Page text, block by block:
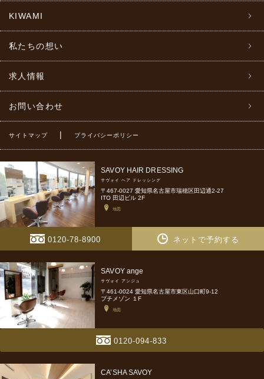
KIWAMI
私たちの想い
求人情報
お問い合わせ
サイトマップ | プライバシーポリシー
SAVOY HAIR DRESSING
サヴォイ ヘア ドレッシング
〒467-0027 愛知県名古屋市瑞穂区田辺通2-27
ITO 田辺ビル 2F
地図
0120-78-8900 ネットで予約する
SAVOY ange
サヴォイ アンジュ
〒461-0024 愛知県名古屋市東区山口町9-12
プチメゾン １F
地図
0120-094-833
CA’SHA SAVOY